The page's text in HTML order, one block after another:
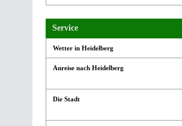
Service
Wetter in Heidelberg
Anreise nach Heidelberg
Die Stadt